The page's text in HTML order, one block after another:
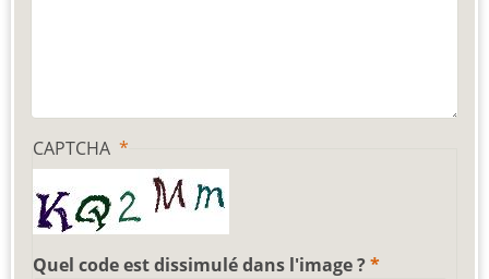
CAPTCHA
Quel code est dissimulé dans l'image ?